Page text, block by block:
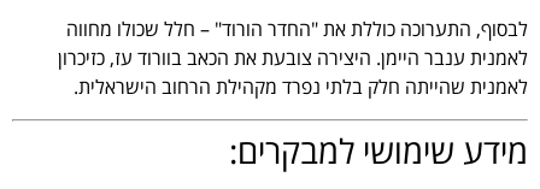
לבסוף, התערוכה כוללת את "החדר הורוד" – חלל שכולו מחווה
לאמנית ענבר היימן. היצירה צובעת את הכאב בוורוד עז, כזיכרון
לאמנית שהייתה חלק בלתי נפרד מקהילת הרחוב הישראלית.
מידע שימושי למבקרים: